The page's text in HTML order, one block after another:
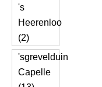
's
Heerenloo
(2)
'sgrevelduin
Capelle